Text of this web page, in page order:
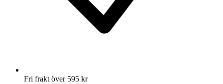
Fri frakt över 595 kr